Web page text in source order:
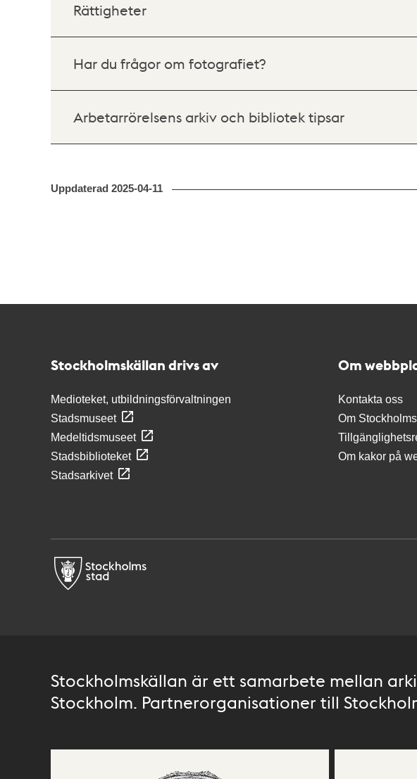
Rättigheter
Har du frågor om fotografiet?
Arbetarrörelsens arkiv och bibliotek tipsar
Uppdaterad 2025-04-11
Stockholmskällan drivs av
Medioteket, utbildningsförvaltningen
Stadsmuseet
Medeltidsmuseet
Stadsbiblioteket
Stadsarkivet
Om
Kontakta oss
Om
Om kakor på
Stockholmskällan är ett samarbete mellan
Stockholm. Partnerorganisationer till